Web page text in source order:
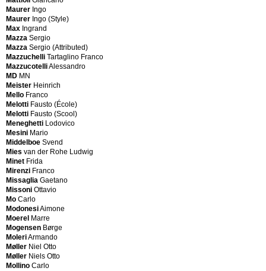
Einar
Hjorth
Axel
Ekselius
Karl-
Erik
Ekström
Ingve
(Style)
Ekström
Yngve
Elio
Martinelli
Embru
Rüti
Engholm
&
Willumsen
Erba
Carlo
Ercolani
Lucian
Esko
Pajamies
Evans
Paul
(Style)
H.
Herger
AG
Möbelwerkstätte
H.
Locher
Berne
Habitat
Hagenauer
Hand-
hammered
Harvey
Guzzini
Hedensted
Mobelfabrik
Heinrich
Murmann
Helo
Leuchten
Henry
Gabriel
Herman
Miller
Hermès
Herta
Baller
HEXA
Maurer Ingo
Maurer Ingo (Style)
Max Ingrand
Mazza Sergio
Mazza Sergio (Attributed)
Mazzuchelli Tartaglino Franco
MazzucotelliAlessandro
MD MN
Meister Heinrich
Mello Franco
Melotti Fausto (École)
Melotti Fausto (Scool)
Meneghetti Lodovico
Mesini Mario
Middelboe Svend
Mies van der Rohe Ludwig
Minet Frida
Mirenzi Franco
Missaglia Gaetano
Missoni Ottavio
Mo Carlo
ModonesiAimone
Moerel Marre
Mogensen Børge
MoleriArmando
Møller Niel Otto
Møller Niels Otto
Mollino Carlo